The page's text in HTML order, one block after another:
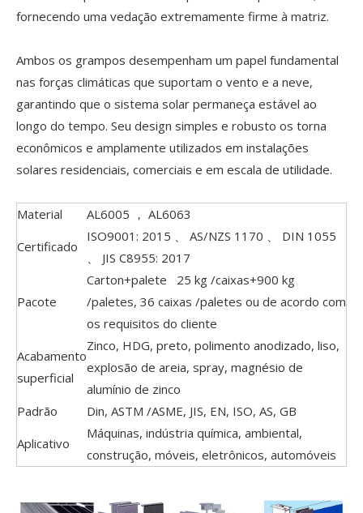
fornecendo uma vedação extremamente firme à matriz.
Ambos os grampos desempenham um papel fundamental
nas forças climáticas que suportam o vento e a neve,
garantindo que o sistema solar permaneça estável ao
longo do tempo. Seu design simples e robusto os torna
econômicos e amplamente utilizados em instalações
solares residenciais, comerciais e em escala de utilidade.
Material
AL6005 ， AL6063
Certificado
ISO9001: 2015 、 AS/NZS 1170 、 DIN 1055
、 JIS C8955: 2017
Pacote
Carton+palete 25 kg /caixas+900 kg
/paletes, 36 caixas /paletes ou de acordo com
os requisitos do cliente
Acabamento
superficial
Zinco, HDG, preto, polimento anodizado, liso,
explosão de areia, spray, magnésio de
alumínio de zinco
Padrão
Din, ASTM /ASME, JIS, EN, ISO, AS, GB
Aplicativo
Máquinas, indústria química, ambiental,
construção, móveis, eletrônicos, automóveis